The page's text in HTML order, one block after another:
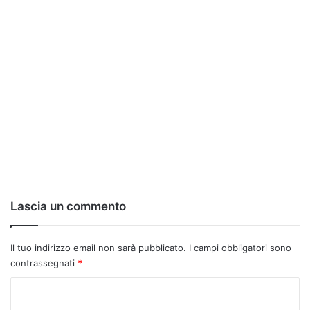
Lascia un commento
Il tuo indirizzo email non sarà pubblicato. I campi obbligatori sono
contrassegnati *